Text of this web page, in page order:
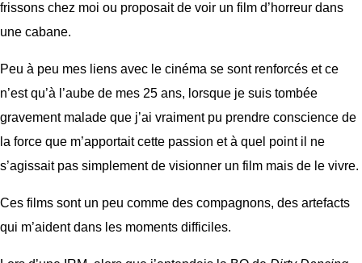
frissons chez moi ou proposait de voir un film d’horreur dans
une cabane.
Peu à peu mes liens avec le cinéma se sont renforcés et ce
n’est qu’à l’aube de mes 25 ans, lorsque je suis tombée
gravement malade que j’ai vraiment pu prendre conscience de
la force que m’apportait cette passion et à quel point il ne
s’agissait pas simplement de visionner un film mais de le vivre.
Ces films sont un peu comme des compagnons, des artefacts
qui m’aident dans les moments difficiles.